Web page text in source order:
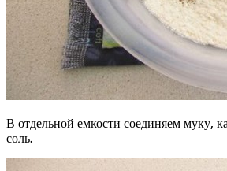
В отдельной емкости соединяем муку,
соль.